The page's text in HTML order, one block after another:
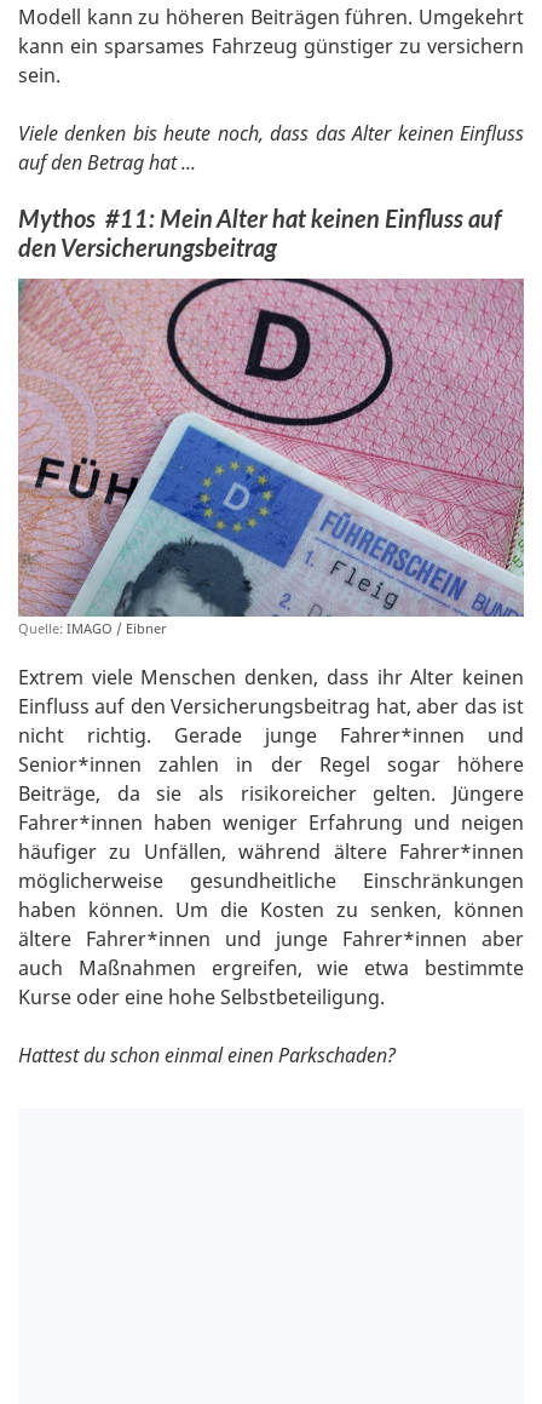
Modell kann zu höheren Beiträgen führen. Umgekehrt
kann ein sparsames Fahrzeug günstiger zu versichern
sein.
Viele denken bis heute noch, dass das Alter keinen Einfluss
auf den Betrag hat ...
Mythos #11: Mein Alter hat keinen Einfluss auf
den Versicherungsbeitrag
Quelle: IMAGO / Eibner
Extrem viele Menschen denken, dass ihr Alter keinen
Einfluss auf den Versicherungsbeitrag hat, aber das ist
nicht richtig. Gerade junge Fahrer*innen und
Senior*innen zahlen in der Regel sogar höhere
Beiträge, da sie als risikoreicher gelten. Jüngere
Fahrer*innen haben weniger Erfahrung und neigen
häufiger zu Unfällen, während ältere Fahrer*innen
möglicherweise gesundheitliche Einschränkungen
haben können. Um die Kosten zu senken, können
ältere Fahrer*innen und junge Fahrer*innen aber
auch Maßnahmen ergreifen, wie etwa bestimmte
Kurse oder eine hohe Selbstbeteiligung.
Hattest du schon einmal einen Parkschaden?